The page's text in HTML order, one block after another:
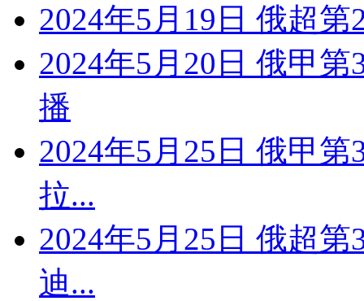
2024年5月19日 俄超
2024年5月20日 俄甲
播
2024年5月25日 俄甲
拉...
2024年5月25日 俄超
迪...